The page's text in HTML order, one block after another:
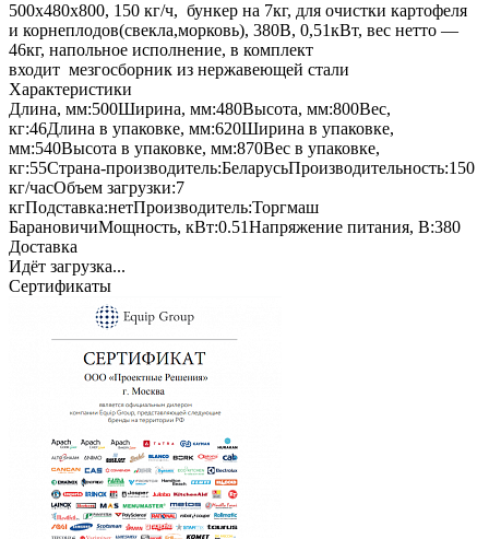
500х480х800, 150 кг/ч, бункер на 7кг, для очистки картофеля
и корнеплодов(свекла,морковь), 380В, 0,51кВт, вес нетто —
46кг, напольное исполнение, в комплект
входит мезгосборник из нержавеющей стали
Характеристики
Длина, мм:500Ширина, мм:480Высота, мм:800Вес,
кг:46Длина в упаковке, мм:620Ширина в упаковке,
мм:540Высота в упаковке, мм:870Вес в упаковке,
кг:55Страна-производитель:БеларусьПроизводительность:150
кг/часОбъем загрузки:7
кгПодставка:нетПроизводитель:Торгмаш
БарановичиМощность, кВт:0.51Напряжение питания, В:380
Доставка
Идёт загрузка...
Сертификаты